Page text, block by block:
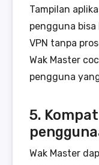
Tampilan
pengguna
VPN tanpa
Wak Master
pengguna
5.
Wak Master